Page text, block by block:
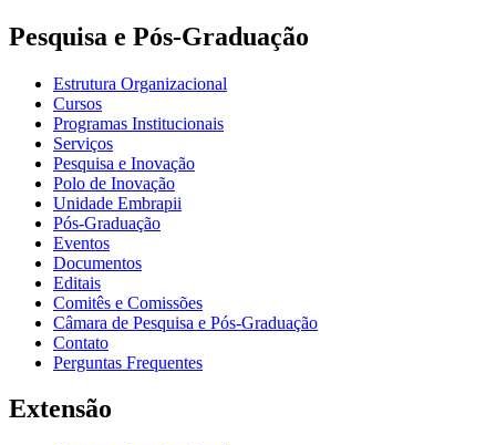
Pesquisa e Pós-Graduação
Estrutura Organizacional
Cursos
Programas Institucionais
Serviços
Pesquisa e Inovação
Polo de Inovação
Unidade Embrapii
Pós-Graduação
Eventos
Documentos
Editais
Comitês e Comissões
Câmara de Pesquisa e Pós-Graduação
Contato
Perguntas Frequentes
Extensão